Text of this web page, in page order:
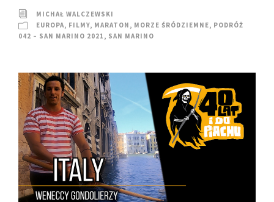
MICHAŁ WALCZEWSKI
EUROPA, FILMY, MARATON , MORZE ŚRÓDZIEMNE, PODRÓŻ
042 – SAN MARINO 2021 , SAN MARINO